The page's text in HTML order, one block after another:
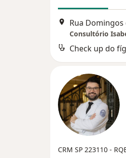
Consultório
Check up do
CRM SP 223110 -